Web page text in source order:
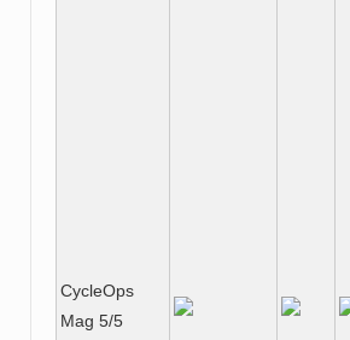
CycleOps
Mag 5/5